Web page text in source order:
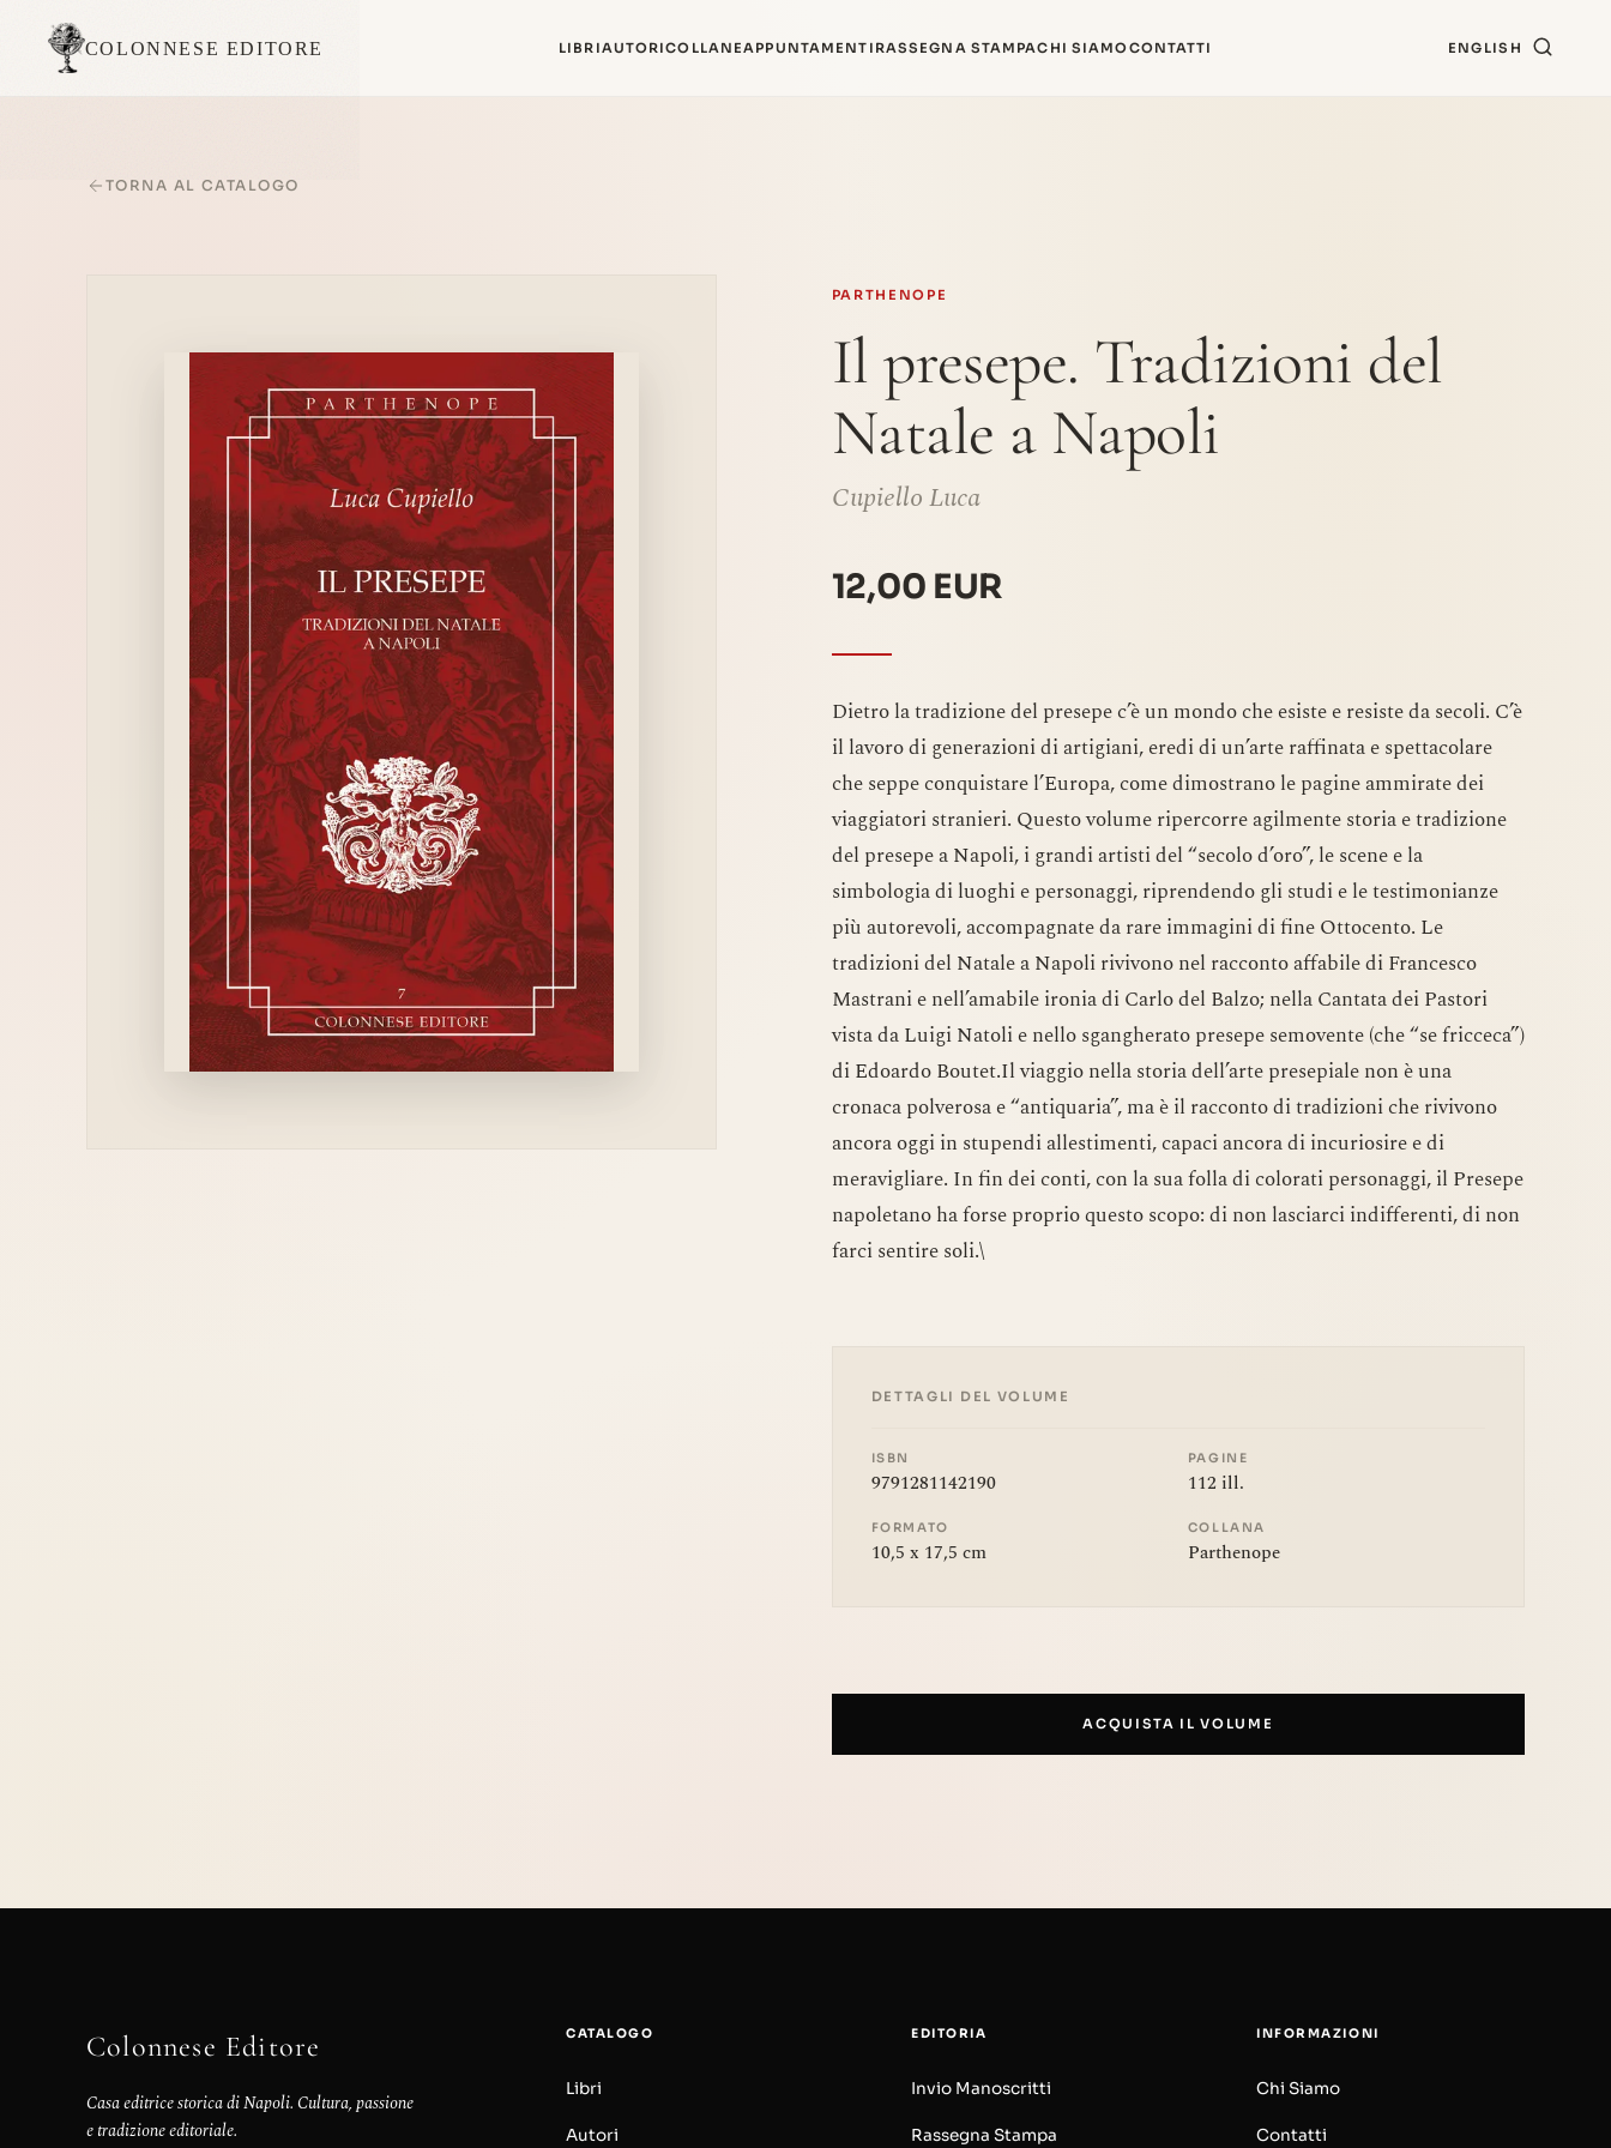
COLONNESE EDITORE LIBRIAUTORICOLLANEAPPUNTAMENTI RASSEGNA STAMPACHI SIAMOCONTATTI ENGLISH
TORNA AL CATALOGO
PARTHENOPE
Il presepe. Tradizioni del
Natale a Napoli
Cupiello Luca
12,00 EUR
Dietro la tradizione del presepe c’è un mondo che esiste e resiste da secoli. C’è
il lavoro di generazioni di artigiani, eredi di un’arte raffinata e spettacolare
che seppe conquistare l’Europa, come dimostrano le pagine ammirate dei
viaggiatori stranieri. Questo volume ripercorre agilmente storia e tradizione
del presepe a Napoli, i grandi artisti del “secolo d’oro”, le scene e la
simbologia di luoghi e personaggi, riprendendo gli studi e le testimonianze
più autorevoli, accompagnate da rare immagini di fine Ottocento. Le
tradizioni del Natale a Napoli rivivono nel racconto affabile di Francesco
Mastrani e nell’amabile ironia di Carlo del Balzo; nella Cantata dei Pastori
vista da Luigi Natoli e nello sgangherato presepe semovente (che “se fricceca”)
di Edoardo Boutet.Il viaggio nella storia dell’arte presepiale non è una
cronaca polverosa e “antiquaria”, ma è il racconto di tradizioni che rivivono
ancora oggi in stupendi allestimenti, capaci ancora di incuriosire e di
meravigliare. In fin dei conti, con la sua folla di colorati personaggi, il Presepe
napoletano ha forse proprio questo scopo: di non lasciarci indifferenti, di non
farci sentire soli.\
DETTAGLI DEL VOLUME
ISBN
9791281142190
PAGINE
112 ill.
FORMATO
10,5 x 17,5 cm
COLLANA
Parthenope
ACQUISTA IL VOLUME
Colonnese Editore
Casa editrice storica di Napoli. Cultura, passione
e tradizione editoriale.
CATALOGO
Libri
Autori
EDITORIA
Invio Manoscritti
Rassegna Stampa
INFORMAZIONI
Chi Siamo
Contatti